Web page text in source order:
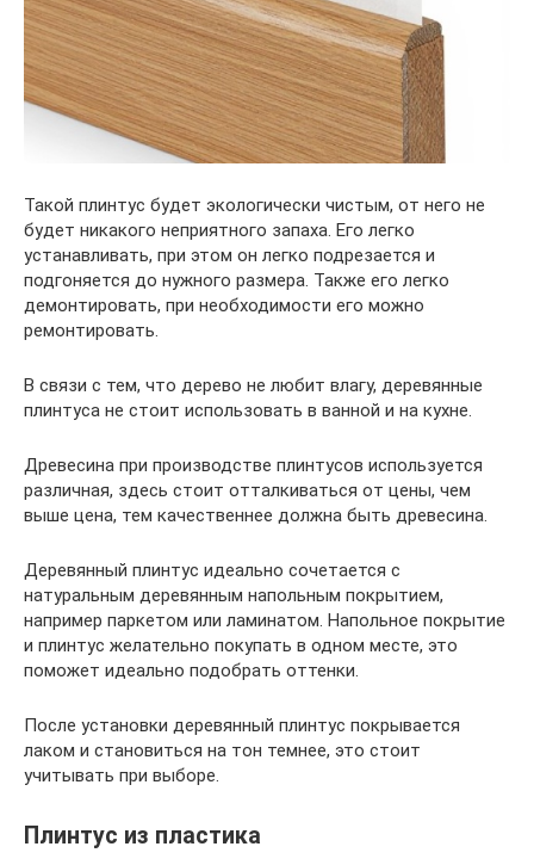
Такой плинтус будет экологически чистым, от него не
будет никакого неприятного запаха. Его легко
устанавливать, при этом он легко подрезается и
подгоняется до нужного размера. Также его легко
демонтировать, при необходимости его можно
ремонтировать.
В связи с тем, что дерево не любит влагу, деревянные
плинтуса не стоит использовать в ванной и на кухне.
Древесина при производстве плинтусов используется
различная, здесь стоит отталкиваться от цены, чем
выше цена, тем качественнее должна быть древесина.
Деревянный плинтус идеально сочетается с
натуральным деревянным напольным покрытием,
например паркетом или ламинатом. Напольное покрытие
и плинтус желательно покупать в одном месте, это
поможет идеально подобрать оттенки.
После установки деревянный плинтус покрывается
лаком и становиться на тон темнее, это стоит
учитывать при выборе.
Плинтус из пластика